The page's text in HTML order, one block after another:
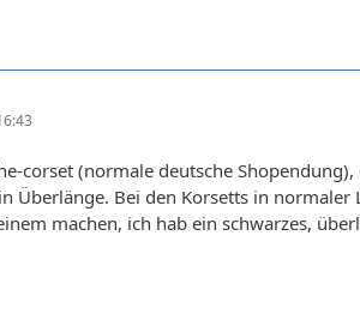
corset (normale deutsche
Überlänge. Bei den Korsetts in
machen, ich hab ein schwarzes,